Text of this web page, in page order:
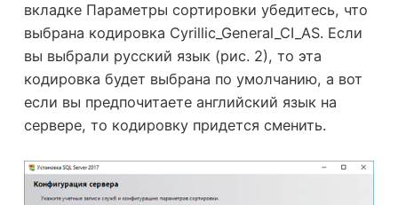
вкладке Параметры сортировки убедитесь, что
выбрана кодировка Cyrillic_General_CI_AS. Если
вы выбрали русский язык (рис. 2), то эта
кодировка будет выбрана по умолчанию, а вот
если вы предпочитаете английский язык на
сервере, то кодировку придется сменить.